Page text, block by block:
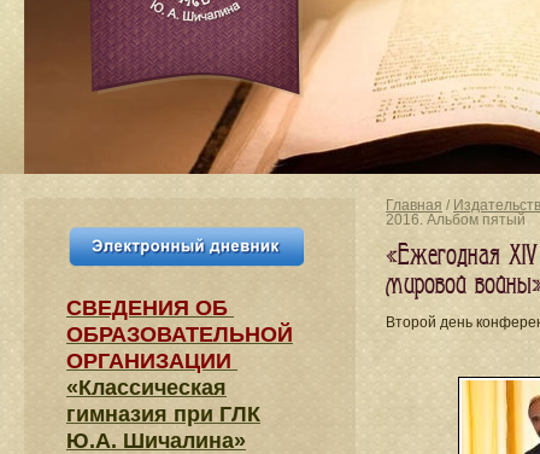
Главная /
2016. Альбом пятый
«Ежегодная
мировой
Второй день
СВЕДЕНИЯ​ ОБ
ОБРАЗОВАТЕЛЬНОЙ
ОРГАНИЗАЦИИ
«Классическая
гимназия при ГЛК
Ю.А. Шичалина»